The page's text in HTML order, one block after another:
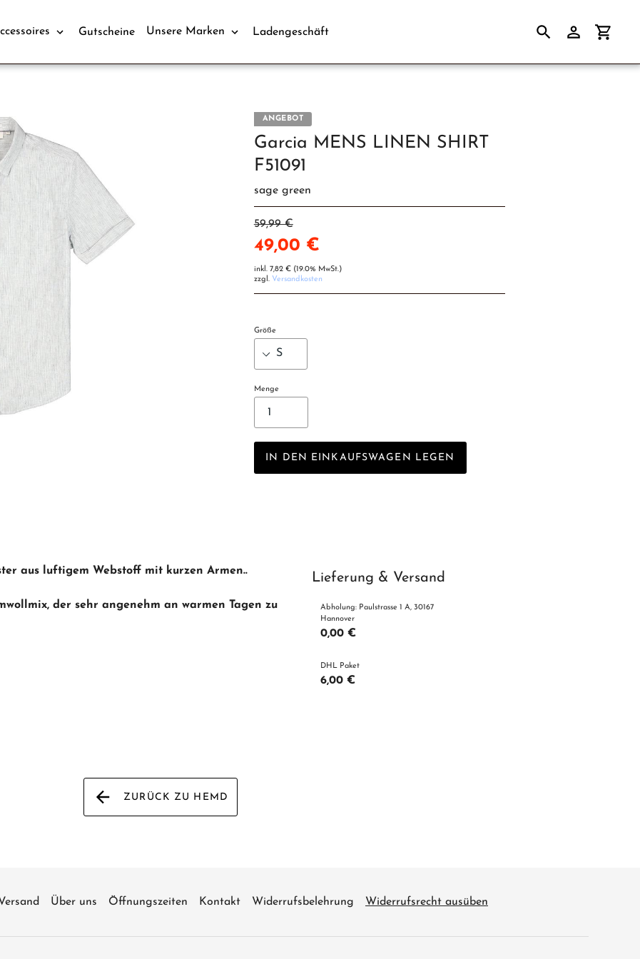
Gutscheine Unsere Marken Ladengeschäft
SuchenEinloggen
ANGEBOT
Garcia MENS LINEN SHIRT
F51091
sage green
59,99 €
49,00 €
inkl. 7,82 €(19.0% MwSt.)
zzgl. Versandkosten
Größe
Menge
IN DEN EINKAUFSWAGEN LEGEN
aus luftigem Webstoff mit kurzen Armen..
der sehr angenehm an warmen Tagen zu
Lieferung & Versand
Abholung: Paulstrasse 1 A, 30167
Hannover
0,00 €
DHL Paket
6,00 €
ZURÜCK ZU HEMD
Über uns Öffnungszeiten Kontakt Widerrufsbelehrung Widerrufsrecht ausüben